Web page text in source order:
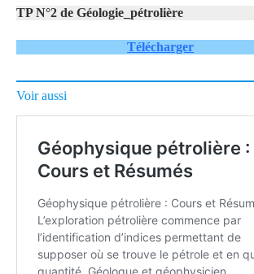
TP N°2 de Géologie_pétrolière
Télécharger
Voir aussi